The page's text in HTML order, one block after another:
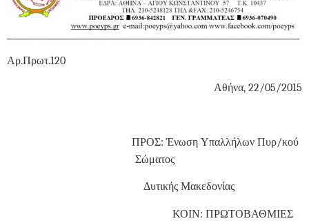
Αρ.Πρωτ.120
Αθήνα, 22/05/2015
ΠΡΟΣ: Ένωση Υπαλλήλων Πυρ/κού
Σώματος
Δυτικής Μακεδονίας
ΚΟΙΝ: ΠΡΩΤΟΒΑΘΜΙΕΣ